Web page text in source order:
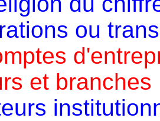
ou
et branches